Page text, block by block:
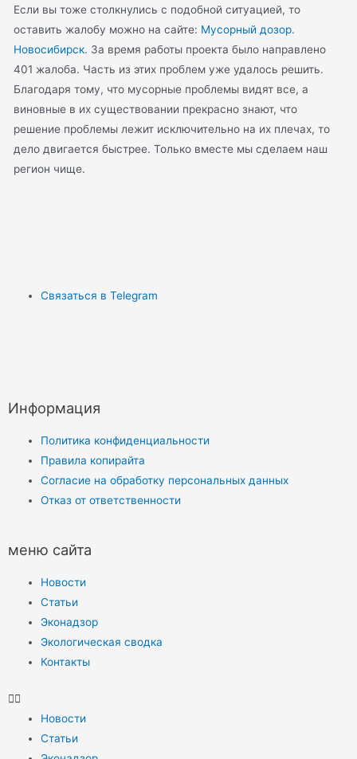
Если вы тоже столкнулись с подобной ситуацией, то
оставить жалобу можно на сайте: Мусорный дозор.
Новосибирск. За время работы проекта было направлено
401 жалоба. Часть из этих проблем уже удалось решить.
Благодаря тому, что мусорные проблемы видят все, а
виновные в их существовании прекрасно знают, что
решение проблемы лежит исключительно на их плечах, то
дело двигается быстрее. Только вместе мы сделаем наш
регион чище.
Связаться в Telegram
Информация
Политика конфиденциальности
Правила копирайта
Согласие на обработку персональных данных
Отказ от ответственности
меню сайта
Новости
Статьи
Эконадзор
Экологическая сводка
Контакты
Новости
Статьи